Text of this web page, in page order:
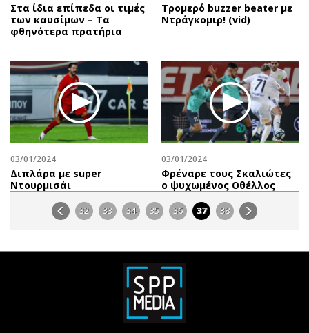
Στα ίδια επίπεδα οι τιμές
των καυσίμων – Τα
φθηνότερα πρατήρια
Τρομερό buzzer beater με
Ντράγκομιρ! (vid)
03/01/2024
Διπλάρα με super
Ντουρμισάι
03/01/2024
Φρέναρε τους Σκαλιώτες
ο ψυχωμένος Οθέλλος
32 33 34 35 36 37 38